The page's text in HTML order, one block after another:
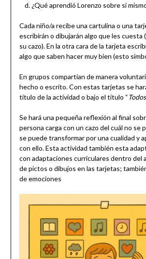
¿Qué aprendió Lorenzo sobre sí
Cada niño/a recibe una cartulina o una
escribirán o dibujarán algo que les cuesta
su cazo). En la otra cara de la tarjeta
algo que saben hacer muy bien (esto
En grupos compartían de manera
hecho o escrito. Con estas tarjetas se
título de la actividad o bajo el título “
Se hará una pequeña reflexión al final
persona carga con un cazo del cuál no se
se puede transformar por una cualidad y
con ello. Esta actividad también esta
con adaptaciones curriculares dentro del
de pictos o dibujos en las tarjetas;
de emociones